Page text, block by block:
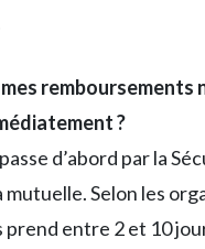
remboursements
?
d’abord par la
mutuelle. Selon les
prend entre 2 et 10